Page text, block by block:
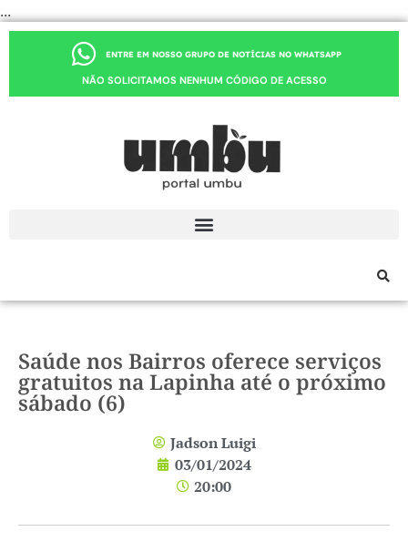
...
ENTRE EM NOSSO GRUPO DE NOTÍCIAS NO WHATSAPP
NÃO SOLICITAMOS NENHUM CÓDIGO DE ACESSO
Saúde nos Bairros oferece serviços
gratuitos na Lapinha até o próximo
sábado (6)
Jadson Luigi
03/01/2024
20:00